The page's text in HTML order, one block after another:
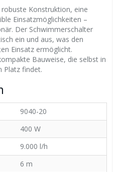
Konstruktion, eine
Einsatzmöglichkeiten –
Der Schwimmerschalter
ein und aus, was den
Einsatz ermöglicht.
Bauweise, die selbst in
Platz findet.
9040-20
400 W
9.000 l/h
6 m